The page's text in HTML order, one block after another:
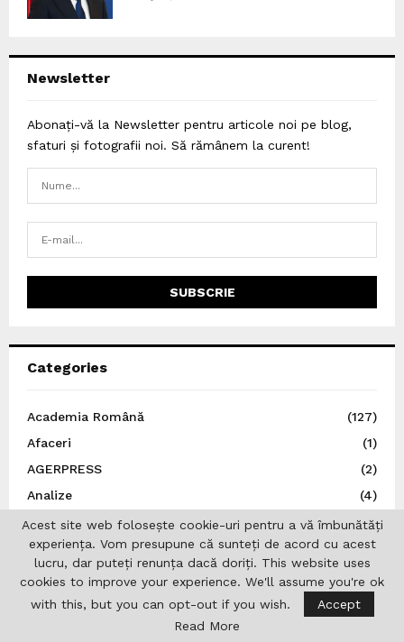
Newsletter
Abonați-vă la Newsletter pentru articole noi pe blog,
sfaturi și fotografii noi. Să rămânem la curent!
Categories
Academia Română
(127)
Afaceri
(1)
AGERPRESS
(2)
Analize
(4)
Arte
(72)
Asociația Jurnaliștilor Români de Pretutindeni
(2)
Austria
Autoritatea Electorală Permanentă
(6)
Acest site web folosește cookie-uri pentru a vă îmbunătăți
experiența. Vom presupune că sunteți de acord cu acest
lucru, dar puteți renunța dacă doriți. This website uses
cookies to improve your experience. We'll assume you're ok
with this, but you can opt-out if you wish.
Accept
Read More